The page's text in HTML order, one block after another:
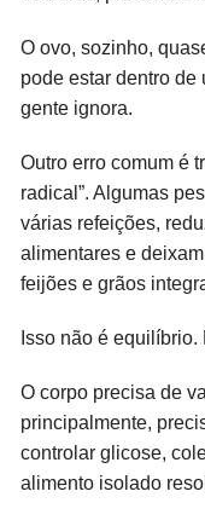
O ovo, sozinho,
pode estar dentro de
gente ignora.
Outro erro comum é
radical”. Algumas
várias refeições,
alimentares e
feijões e grãos
Isso não é
O corpo precisa de
principalmente,
controlar glicose,
alimento isolado